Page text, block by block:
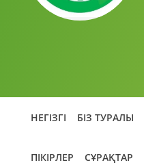
НЕГІЗГІ БІЗ ТУРАЛЫ
ПІКІРЛЕР СҰРАҚТАР